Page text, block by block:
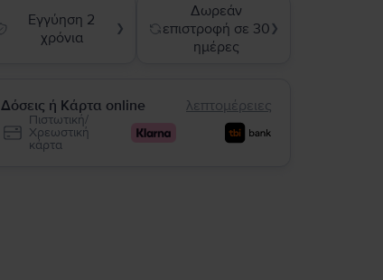
Εγγύηση 2
χρόνια
❯
Δωρεάν
επιστροφή σε 30
ημέρες
❯
Δόσεις ή Κάρτα online λεπτομέρειες
Πιστωτική/
Χρεωστική
κάρτα